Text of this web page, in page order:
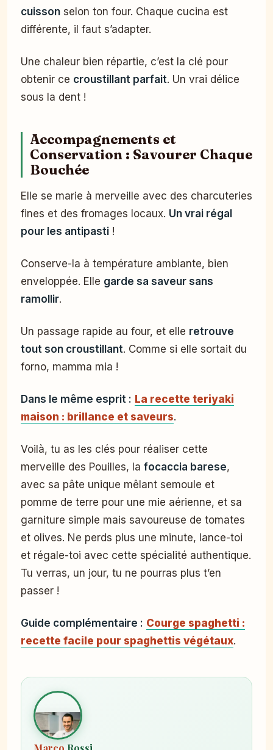
cuisson selon ton four. Chaque cucina est
différente, il faut s’adapter.
Une chaleur bien répartie, c’est la clé pour
obtenir ce croustillant parfait. Un vrai délice
sous la dent !
Accompagnements et
Conservation : Savourer Chaque
Bouchée
Elle se marie à merveille avec des charcuteries
fines et des fromages locaux. Un vrai régal
pour les antipasti !
Conserve-la à température ambiante, bien
enveloppée. Elle garde sa saveur sans
ramollir.
Un passage rapide au four, et elle retrouve
tout son croustillant. Comme si elle sortait du
forno, mamma mia !
Dans le même esprit : La recette teriyaki
maison : brillance et saveurs.
Voilà, tu as les clés pour réaliser cette
merveille des Pouilles, la focaccia barese,
avec sa pâte unique mêlant semoule et
pomme de terre pour une mie aérienne, et sa
garniture simple mais savoureuse de tomates
et olives. Ne perds plus une minute, lance-toi
et régale-toi avec cette spécialité authentique.
Tu verras, un jour, tu ne pourras plus t’en
passer !
Guide complémentaire : Courge spaghetti :
recette facile pour spaghettis végétaux.